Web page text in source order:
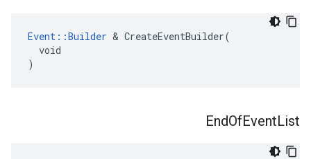
Event::Builder & CreateEventBuilder(
  void
)
EndOfEventList